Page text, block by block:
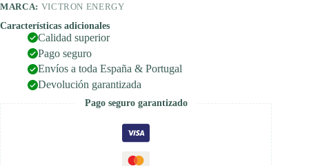
MARCA: VICTRON ENERGY
Características adicionales
Calidad superior
Pago seguro
Envíos a toda España & Portugal
Devolución garantizada
Pago seguro garantizado